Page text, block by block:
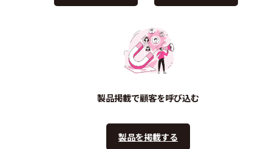
製品掲載で顧客を呼び込む
製品を掲載する